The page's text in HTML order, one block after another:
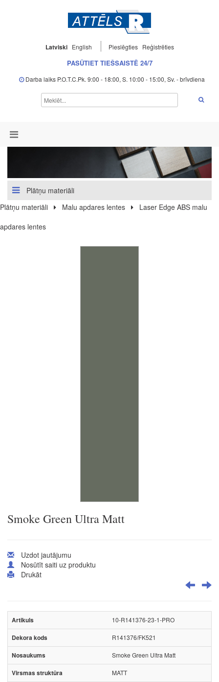
Latviski English Pieslēgties Reģistrēties
PASŪTIET TIEŠSAISTĒ 24/7
Darba laiks P.O.T.C.Pk. 9:00 - 18:00, S. 10:00 - 15:00, Sv. - brīvdiena
Plātņu materiāli
Plātņu materiāli
Malu apdares lentes
Laser Edge ABS malu
apdares lentes
Smoke Green Ultra Matt
Uzdot jautājumu
Nosūtīt saiti uz produktu
Drukāt
10-R141376-23-1-PRO
R141376/FK521
Smoke Green Ultra Matt
MATT